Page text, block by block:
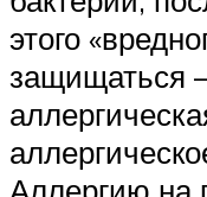
этого
защищаться